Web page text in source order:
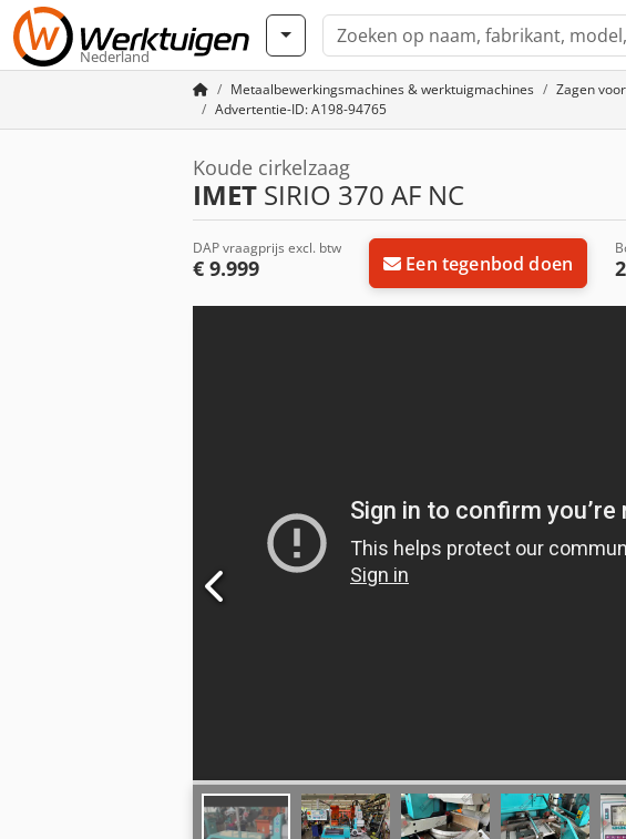
Nederland
Metaalbewerkingsmachines & werktuigmachines Zagen
Advertentie-ID: A198-94765
Koude cirkelzaag
IMET SIRIO 370 AF NC
DAP vraagprijs excl. btw
€ 9.999 Een tegenbod doen